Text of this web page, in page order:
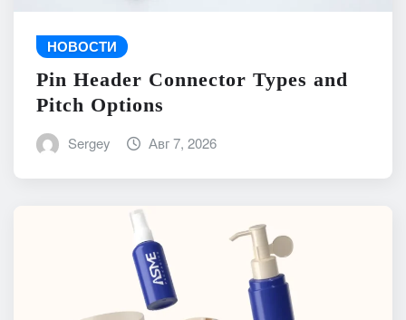
НОВОСТИ
Pin Header Connector Types and
Pitch Options
Sergey Авг 7, 2026